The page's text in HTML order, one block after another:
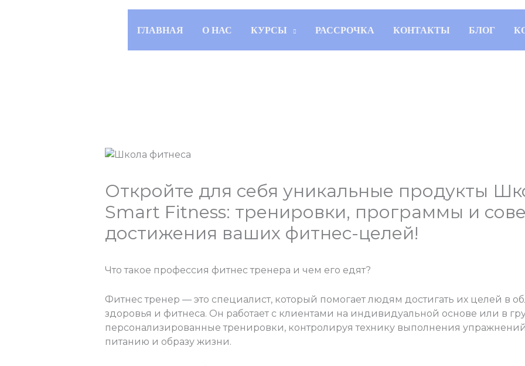
ГЛАВНАЯ О НАС КУРСЫ РАССРОЧКА КОНТАКТЫ БЛОГ
Откройте для себя уникальные продукты
Smart Fitness: тренировки, программы и
достижения ваших фитнес-целей!
Что такое профессия фитнес тренера и чем его едят?
Фитнес тренер — это специалист, который помогает людям достигать их целей в
здоровья и фитнеса. Он работает с клиентами на индивидуальной основе или в
персонализированные тренировки, контролируя технику выполнения
питанию и образу жизни.